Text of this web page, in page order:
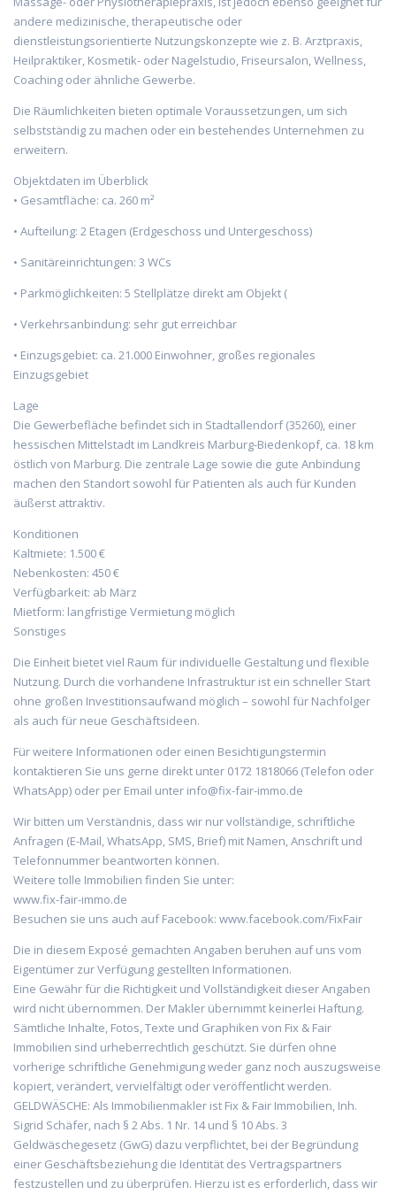
andere medizinische, therapeutische oder
dienstleistungsorientierte Nutzungskonzepte wie z. B. Arztpraxis,
Heilpraktiker, Kosmetik- oder Nagelstudio, Friseursalon, Wellness,
Coaching oder ähnliche Gewerbe.
Die Räumlichkeiten bieten optimale Voraussetzungen, um sich
selbstständig zu machen oder ein bestehendes Unternehmen zu
erweitern.
Objektdaten im Überblick
• Gesamtfläche: ca. 260 m²
• Aufteilung: 2 Etagen (Erdgeschoss und Untergeschoss)
• Sanitäreinrichtungen: 3 WCs
• Parkmöglichkeiten: 5 Stellplätze direkt am Objekt (
• Verkehrsanbindung: sehr gut erreichbar
• Einzugsgebiet: ca. 21.000 Einwohner, großes regionales
Einzugsgebiet
Lage
Die Gewerbefläche befindet sich in Stadtallendorf (35260), einer
hessischen Mittelstadt im Landkreis Marburg-Biedenkopf, ca. 18 km
östlich von Marburg. Die zentrale Lage sowie die gute Anbindung
machen den Standort sowohl für Patienten als auch für Kunden
äußerst attraktiv.
Konditionen
Kaltmiete: 1.500 €
Nebenkosten: 450 €
Verfügbarkeit: ab März
Mietform: langfristige Vermietung möglich
Sonstiges
Die Einheit bietet viel Raum für individuelle Gestaltung und flexible
Nutzung. Durch die vorhandene Infrastruktur ist ein schneller Start
ohne großen Investitionsaufwand möglich – sowohl für Nachfolger
als auch für neue Geschäftsideen.
Für weitere Informationen oder einen Besichtigungstermin
kontaktieren Sie uns gerne direkt unter 0172 1818066 (Telefon oder
WhatsApp) oder per Email unter info@fix-fair-immo.de
Wir bitten um Verständnis, dass wir nur vollständige, schriftliche
Anfragen (E-Mail, WhatsApp, SMS, Brief) mit Namen, Anschrift und
Telefonnummer beantworten können.
Weitere tolle Immobilien finden Sie unter:
www.fix-fair-immo.de
Besuchen sie uns auch auf Facebook: www.facebook.com/FixFair
Die in diesem Exposé gemachten Angaben beruhen auf uns vom
Eigentümer zur Verfügung gestellten Informationen.
Eine Gewähr für die Richtigkeit und Vollständigkeit dieser Angaben
wird nicht übernommen. Der Makler übernimmt keinerlei Haftung.
Sämtliche Inhalte, Fotos, Texte und Graphiken von Fix & Fair
Immobilien sind urheberrechtlich geschützt. Sie dürfen ohne
vorherige schriftliche Genehmigung weder ganz noch auszugsweise
kopiert, verändert, vervielfältigt oder veröffentlicht werden.
GELDWÄSCHE: Als Immobilienmakler ist Fix & Fair Immobilien, Inh.
Sigrid Schäfer, nach § 2 Abs. 1 Nr. 14 und § 10 Abs. 3
Geldwäschegesetz (GwG) dazu verpflichtet, bei der Begründung
einer Geschäftsbeziehung die Identität des Vertragspartners
festzustellen und zu überprüfen. Hierzu ist es erforderlich, dass wir